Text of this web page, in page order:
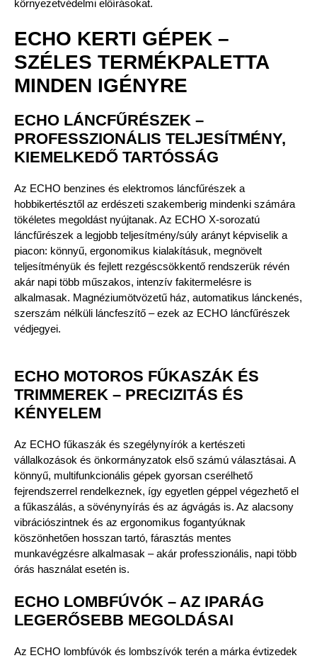
környezetvédelmi előírásokat.
ECHO KERTI GÉPEK –
SZÉLES TERMÉKPALETTA
MINDEN IGÉNYRE
ECHO LÁNCFŰRÉSZEK –
PROFESSZIONÁLIS TELJESÍTMÉNY,
KIEMELKEDŐ TARTÓSSÁG
Az ECHO benzines és elektromos láncfűrészek a
hobbikertésztől az erdészeti szakemberig mindenki számára
tökéletes megoldást nyújtanak. Az ECHO X-sorozatú
láncfűrészek a legjobb teljesítmény/súly arányt képviselik a
piacon: könnyű, ergonomikus kialakításuk, megnövelt
teljesítményük és fejlett rezgéscsökkentő rendszerük révén
akár napi több műszakos, intenzív fakitermelésre is
alkalmasak. Magnéziumötvözetű ház, automatikus lánckenés,
szerszám nélküli láncfeszítő – ezek az ECHO láncfűrészek
védjegyei.
ECHO MOTOROS FŰKASZÁK ÉS
TRIMMEREK – PRECIZITÁS ÉS
KÉNYELEM
Az ECHO fűkaszák és szegélynyírók a kertészeti
vállalkozások és önkormányzatok első számú választásai. A
könnyű, multifunkcionális gépek gyorsan cserélhető
fejrendszerrel rendelkeznek, így egyetlen géppel végezhető el
a fűkaszálás, a sövénynyírás és az ágvágás is. Az alacsony
vibrációszintnek és az ergonomikus fogantyúknak
köszönhetően hosszan tartó, fárasztás mentes
munkavégzésre alkalmasak – akár professzionális, napi több
órás használat esetén is.
ECHO LOMBFÚVÓK – AZ IPARÁG
LEGERŐSEBB MEGOLDÁSAI
Az ECHO lombfúvók és lombszívók terén a márka évtizedek